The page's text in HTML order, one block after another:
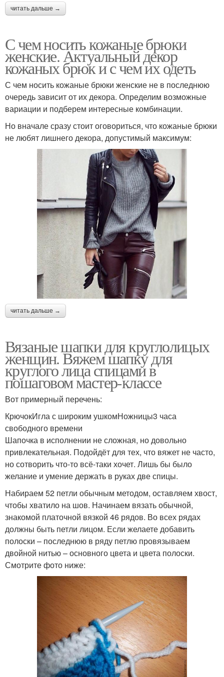
читать дальше →
С чем носить кожаные брюки
женские. Актуальный декор
кожаных брюк и с чем их одеть
С чем носить кожаные брюки женские не в последнюю
очередь зависит от их декора. Определим возможные
вариации и подберем интересные комбинации.
Но вначале сразу стоит оговориться, что кожаные брюки
не любят лишнего декора, допустимый максимум:
читать дальше →
Вязаные шапки для круглолицых
женщин. Вяжем шапку для
круглого лица спицами в
пошаговом мастер-классе
Вот примерный перечень:
КрючокИгла с широким ушкомНожницы3 часа
свободного времени
Шапочка в исполнении не сложная, но довольно
привлекательная. Подойдёт для тех, что вяжет не часто,
но сотворить что-то всё-таки хочет. Лишь бы было
желание и умение держать в руках две спицы.
Набираем 52 петли обычным методом, оставляем хвост,
чтобы хватило на шов. Начинаем вязать обычной,
знакомой платочной вязкой 46 рядов. Во всех рядах
должны быть петли лицом. Если желаете добавить
полоски – последнюю в ряду петлю провязываем
двойной нитью – основного цвета и цвета полоски.
Смотрите фото ниже: